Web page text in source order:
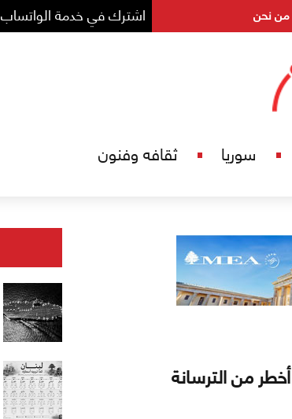
اشترك في خدمة الواتساب من نحن
سوريا ثقافه وفنون
في جنوب لبنان.. FPV أخطر من الترسانة